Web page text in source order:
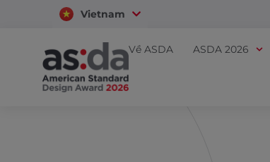
Vietnam
Thailand
Về ASDA ASDA 2026